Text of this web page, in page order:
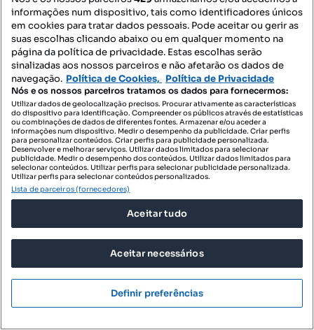
Notícias
PORTAIS
Mapa do Site
Contacte-nos
SIGA-NOS:
informações num dispositivo, tais como identificadores únicos
em cookies para tratar dados pessoais. Pode aceitar ou gerir as
suas escolhas clicando abaixo ou em qualquer momento na
página da política de privacidade. Estas escolhas serão
sinalizadas aos nossos parceiros e não afetarão os dados de
navegação. Política de Cookies, Política de Privacidade
Nós e os nossos parceiros tratamos os dados para fornecermos:
Utilizar dados de geolocalização precisos. Procurar ativamente as características
do dispositivo para identificação. Compreender os públicos através de estatísticas
ou combinações de dados de diferentes fontes. Armazenar e/ou aceder a
informações num dispositivo. Medir o desempenho da publicidade. Criar perfis
para personalizar conteúdos. Criar perfis para publicidade personalizada.
Desenvolver e melhorar serviços. Utilizar dados limitados para selecionar
publicidade. Medir o desempenho dos conteúdos. Utilizar dados limitados para
selecionar conteúdos. Utilizar perfis para selecionar publicidade personalizada.
Utilizar perfis para selecionar conteúdos personalizados.
Lista de parceiros (fornecedores)
Aceitar tudo
Aceitar necessários
Definir preferências